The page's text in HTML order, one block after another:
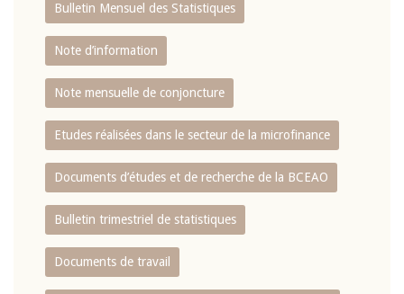
Bulletin Mensuel des Statistiques
Note d’information
Note mensuelle de conjoncture
Etudes réalisées dans le secteur de la microfinance
Documents d’études et de recherche de la BCEAO
Bulletin trimestriel de statistiques
Documents de travail